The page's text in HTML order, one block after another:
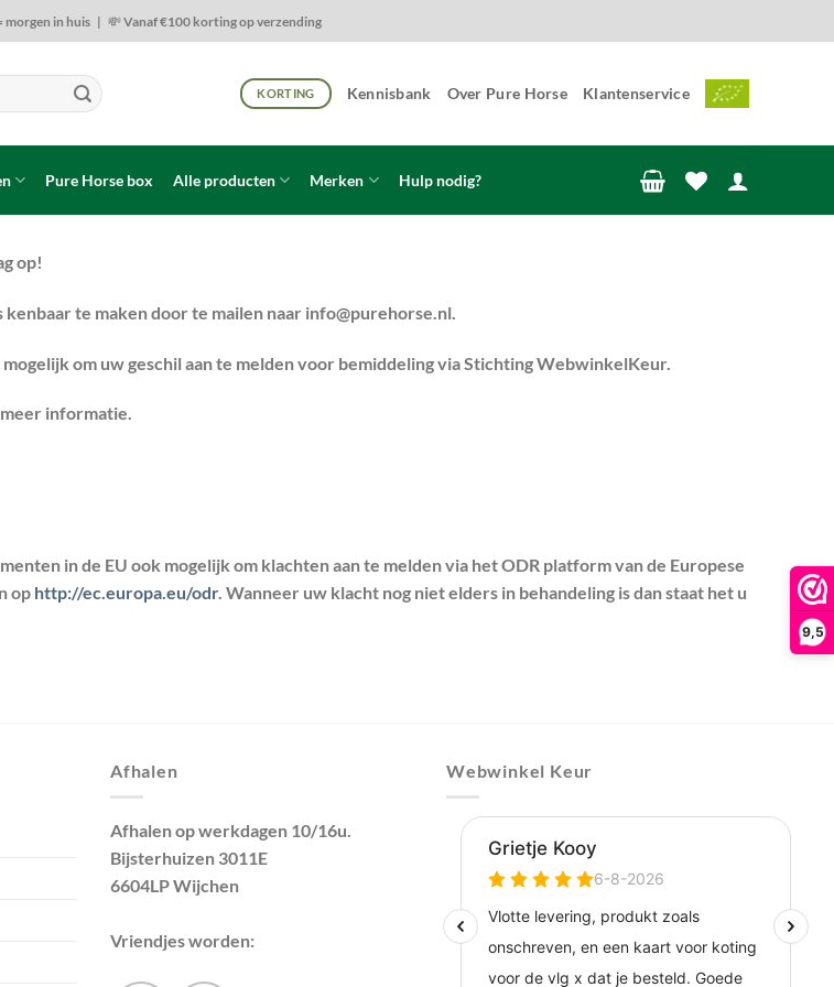
9,5
morgen in huis | 💸 Vanaf €100 korting op verzending
KORTING Kennisbank Over Pure Horse Klantenservice
Pure Horse box Alle producten Merken Hulp nodig?
op!
te maken door te mailen naar info@purehorse.nl
om uw geschil aan te melden voor bemiddeling via Stichting WebwinkelKeur.
informatie.
in de EU ook mogelijk om klachten aan te melden via het ODR platform van de Europese
op http://ec.europa.eu/odr. Wanneer uw klacht nog niet elders in behandeling is dan staat het u
Afhalen
Afhalen op werkdagen 10/16u.
Bijsterhuizen 3011E
6604LP Wijchen
Vriendjes worden:
Webwinkel Keur